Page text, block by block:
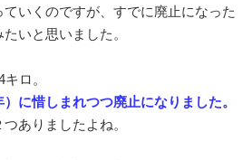
いくのですが、すでに廃止になった
いと思いました。
ロ。
に惜しまれつつ廃止になりました。
ありましたよね。